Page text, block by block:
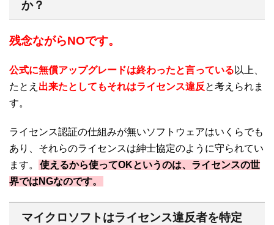
か？
残念ながらNOです。
公式に無償アップグレードは終わったと言っている 以上、
たとえ 出来たとしてもそれはライセンス違反 と考えられま
す。
ライセンス認証の仕組みが無いソフトウェアはいくらでも
あり、それらのライセンスは紳士協定のように守られてい
ます。
使えるから使ってOKというのは、ライセンスの世
界ではNGなのです。
マイクロソフトはライセンス違反者を特定